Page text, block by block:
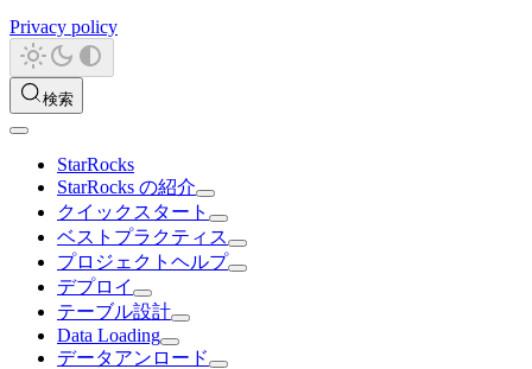
Privacy policy
検索
StarRocks
StarRocks の紹介
クイックスタート
ベストプラクティス
プロジェクトヘルプ
デプロイ
テーブル設計
Data Loading
データアンロード